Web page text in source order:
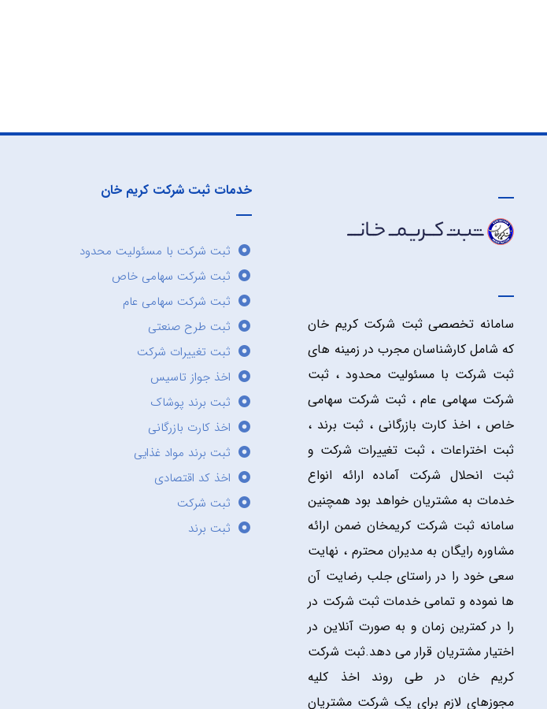
سامانه تخصصی ثبت شرکت کریم خان
که شامل کارشناسان مجرب در زمینه های
ثبت شرکت با مسئولیت محدود ، ثبت
شرکت سهامی عام ، ثبت شرکت سهامی
خاص ، اخذ کارت بازرگانی ، ثبت برند ،
ثبت اختراعات ، ثبت تغییرات شرکت و
ثبت انحلال شرکت آماده ارائه انواع
خدمات به مشتریان خواهد بود همچنین
سامانه ثبت شرکت کریمخان ضمن ارائه
مشاوره رایگان به مدیران محترم ، نهایت
سعی خود را در راستای جلب رضایت آن
ها نموده و تمامی خدمات ثبت شرکت در
را در کمترین زمان و به صورت آنلاین در
اختیار مشتریان قرار می دهد.ثبت شرکت
کریم خان در طی روند اخذ کلیه
مجوزهای لازم برای یک شرکت مشتریان
خدمات ثبت شرکت کریم خان
ثبت شرکت با مسئولیت محدود
ثبت شرکت سهامی خاص
ثبت شرکت سهامی عام
ثبت طرح صنعتی
ثبت تغییرات شرکت
اخذ جواز تاسیس
ثبت برند پوشاک
اخذ کارت بازرگانی
ثبت برند مواد غذایی
اخذ کد اقتصادی
ثبت شرکت
ثبت برند